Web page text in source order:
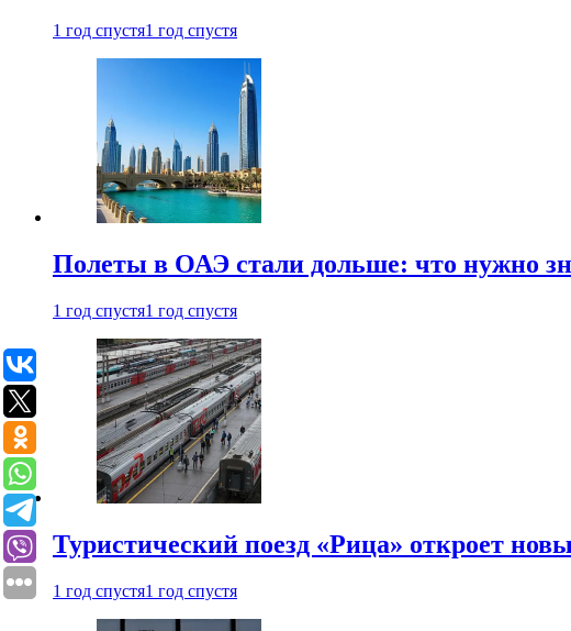
1 год спустя1 год спустя
Полеты в ОАЭ стали дольше: что нужно
1 год спустя1 год спустя
Туристический поезд «Рица» откроет
1 год спустя1 год спустя